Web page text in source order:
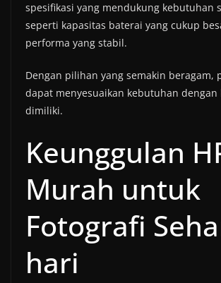
spesifikasi yang mendukung kebutuhan
seperti kapasitas baterai yang cukup
performa yang stabil.
Dengan pilihan yang semakin beragam,
dapat menyesuaikan kebutuhan dengan
dimiliki.
Keunggulan
Murah untuk
Fotografi
hari